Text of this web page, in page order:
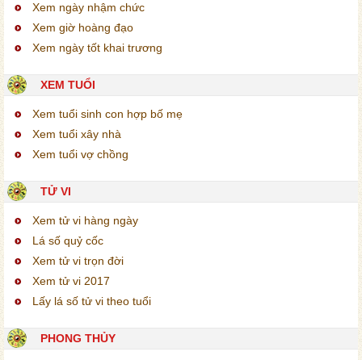
Xem ngày nhậm chức
Xem giờ hoàng đạo
Xem ngày tốt khai trương
XEM TUỔI
Xem tuổi sinh con hợp bố mẹ
Xem tuổi xây nhà
Xem tuổi vợ chồng
TỬ VI
Xem tử vi hàng ngày
Lá số quỷ cốc
Xem tử vi trọn đời
Xem tử vi 2017
Lấy lá số tử vi theo tuổi
PHONG THỦY